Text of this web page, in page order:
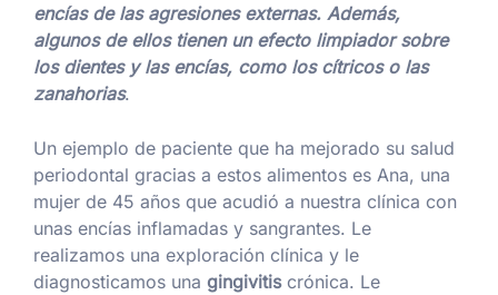
encías de las agresiones externas. Además,
algunos de ellos tienen un efecto limpiador sobre
los dientes y las encías, como los cítricos o las
zanahorias.
Un ejemplo de paciente que ha mejorado su salud
periodontal gracias a estos alimentos es Ana, una
mujer de 45 años que acudió a nuestra clínica con
unas encías inflamadas y sangrantes. Le
realizamos una exploración clínica y le
diagnosticamos una gingivitiscrónica. Le